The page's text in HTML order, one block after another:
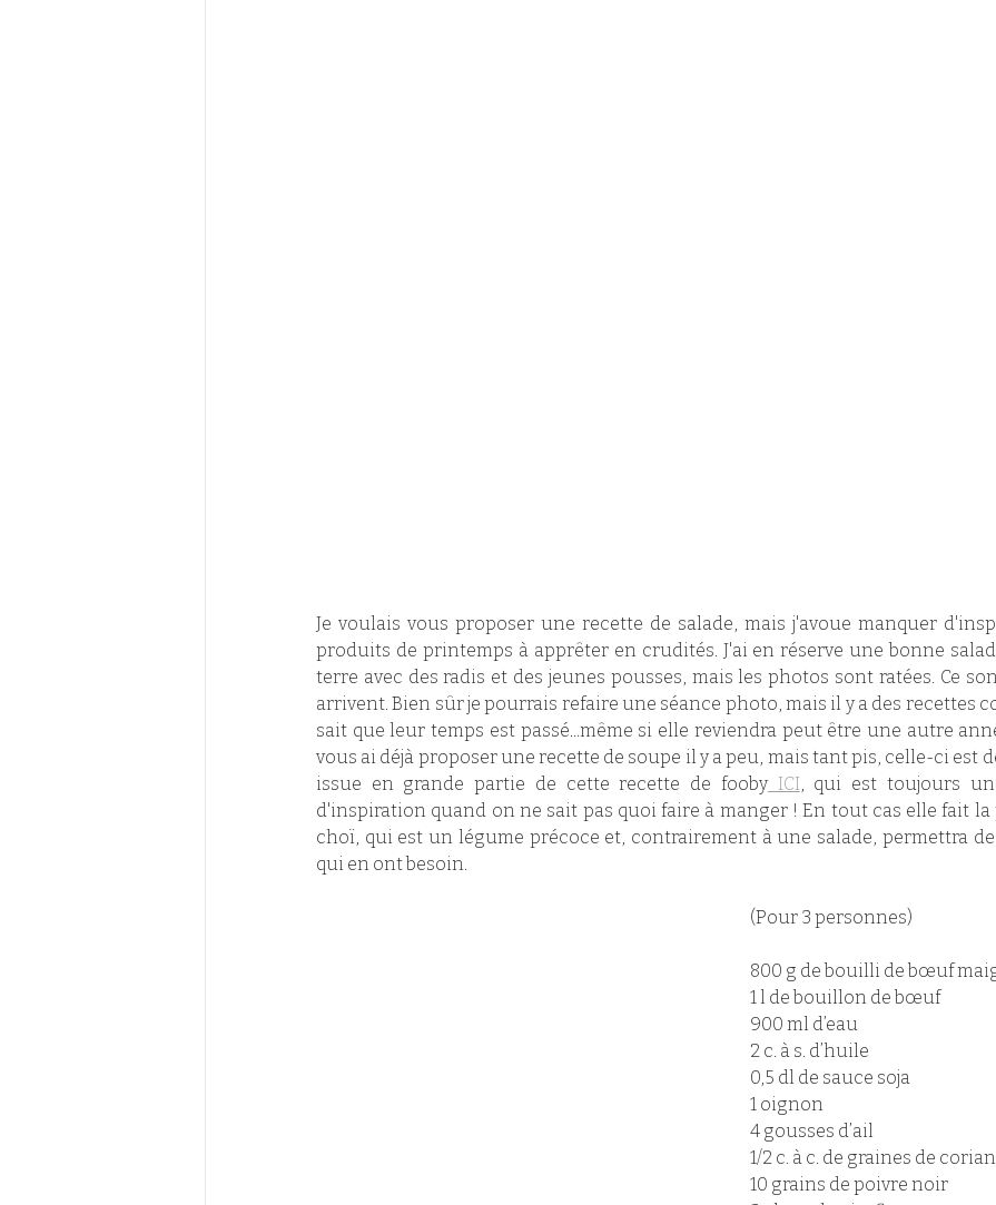
Je voulais vous proposer une recette de salade, mais j'avoue manquer
produits de printemps à apprêter en crudités. J'ai en réserve une bonne
terre avec des radis et des jeunes pousses, mais les photos sont ratées. Ce
arrivent. Bien sûr je pourrais refaire une séance photo, mais il y a des recettes
sait que leur temps est passé...même si elle reviendra peut être une autre
vous ai déjà proposer une recette de soupe il y a peu, mais tant pis, celle-ci est
issue en grande partie de cette recette de fooby ICI, qui est toujours
d'inspiration quand on ne sait pas quoi faire à manger ! En tout cas elle fait la
choï, qui est un légume précoce et, contrairement à une salade, permettra
qui en ont besoin.
(Pour 3 personnes)
800 g de bouilli de bœuf
1 l de bouillon de bœuf
900 ml d’eau
2 c. à s. d’huile
0,5 dl de sauce soja
1 oignon
4 gousses d’ail
1/2 c. à c. de graines de
10 grains de poivre noir